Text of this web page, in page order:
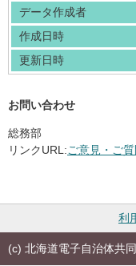
データ作成者
作成日時
更新日時
お問い合わせ
総務部
リンクURL:ご意見・ご
利
(c) 北海道電子自治体共